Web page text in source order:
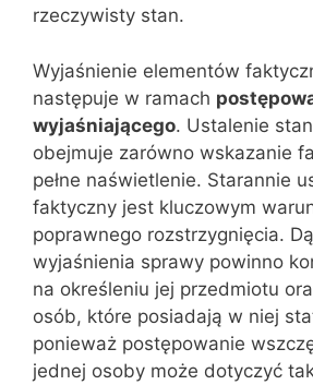
rzeczywisty stan.
Wyjaśnienie elementów
następuje w ramach
wyjaśniającego. Ustalenie
obejmuje zarówno wskazanie
pełne naświetlenie. Starannie
faktyczny jest kluczowym
poprawnego rozstrzygnięcia.
wyjaśnienia sprawy powinno
na określeniu jej przedmiotu
osób, które posiadają w niej
ponieważ postępowanie
jednej osoby może dotyczyć